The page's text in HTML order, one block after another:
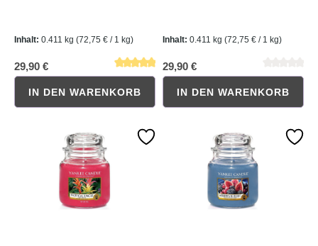
Inhalt: 0.411 kg (72,75 € / 1 kg)
29,90 €
IN DEN WARENKORB
Inhalt: 0.411 kg (72,75 € / 1 kg)
29,90 €
IN DEN WARENKORB